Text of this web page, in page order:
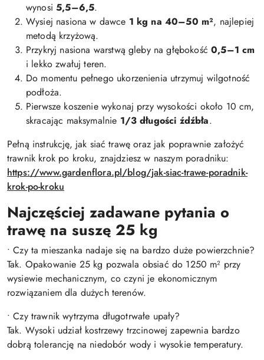
wynosi5,5–6,5.
Wysiej nasiona w dawce 1 kg na 40–50 m², najlepiej
metodą krzyżową.
Przykryj nasiona warstwą gleby na głębokość0,5–1 cm
i lekko zwałuj teren.
Do momentu pełnego ukorzenienia utrzymuj wilgotność
podłoża.
Pierwsze koszenie wykonaj przy wysokości około 10 cm,
skracając maksymalnie 1/3 długości źdźbła.
Pełną instrukcję, jak siać trawę oraz jak poprawnie założyć
trawnik krok po kroku, znajdziesz w naszym poradniku:
https://www.gardenflora.pl/blog/jak-siac-trawe-poradnik-
krok-po-kroku
Najczęściej zadawane pytania o
trawę na suszę 25 kg
• Czy ta mieszanka nadaje się na bardzo duże powierzchnie?
Tak. Opakowanie 25 kg pozwala obsiać do 1250 m² przy
wysiewie mechanicznym, co czyni je ekonomicznym
rozwiązaniem dla dużych terenów.
• Czy trawnik wytrzyma długotrwałe upały?
Tak. Wysoki udział kostrzewy trzcinowej zapewnia bardzo
dobrą tolerancję na niedobór wody i wysokie temperatury.